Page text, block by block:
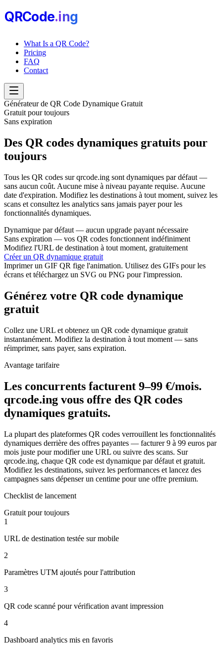
QRCode.ing
What Is a QR Code?
Pricing
FAQ
Contact
Générateur de QR Code Dynamique Gratuit
Gratuit pour toujours
Sans expiration
Des QR codes dynamiques gratuits pour
toujours
Tous les QR codes sur qrcode.ing sont dynamiques par défaut —
sans aucun coût. Aucune mise à niveau payante requise. Aucune
date d'expiration. Modifiez les destinations à tout moment, suivez les
scans et consultez les analytics sans jamais payer pour les
fonctionnalités dynamiques.
Dynamique par défaut — aucun upgrade payant nécessaire
Sans expiration — vos QR codes fonctionnent indéfiniment
Modifiez l'URL de destination à tout moment, gratuitement
Créer un QR dynamique gratuit
Imprimer un GIF QR fige l'animation. Utilisez des GIFs pour les
écrans et téléchargez un SVG ou PNG pour l'impression.
Générez votre QR code dynamique
gratuit
Collez une URL et obtenez un QR code dynamique gratuit
instantanément. Modifiez la destination à tout moment — sans
réimprimer, sans payer, sans expiration.
Avantage tarifaire
Les concurrents facturent 9–99 €/mois.
qrcode.ing vous offre des QR codes
dynamiques gratuits.
La plupart des plateformes QR codes verrouillent les fonctionnalités
dynamiques derrière des offres payantes — facturer 9 à 99 euros par
mois juste pour modifier une URL ou suivre des scans. Sur
qrcode.ing, chaque QR code est dynamique par défaut et gratuit.
Modifiez les destinations, suivez les performances et lancez des
campagnes sans dépenser un centime pour une offre premium.
Checklist de lancement
Gratuit pour toujours
1
URL de destination testée sur mobile
2
Paramètres UTM ajoutés pour l'attribution
3
QR code scanné pour vérification avant impression
4
Dashboard analytics mis en favoris